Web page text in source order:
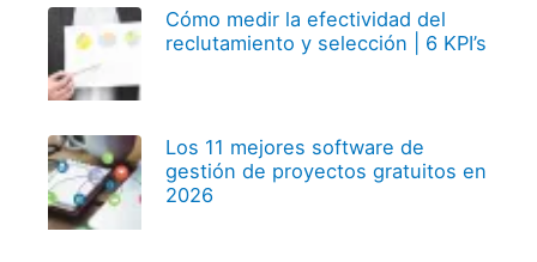
Cómo medir la efectividad del
reclutamiento y selección | 6 KPI’s
Los 11 mejores software de
gestión de proyectos gratuitos en
2026